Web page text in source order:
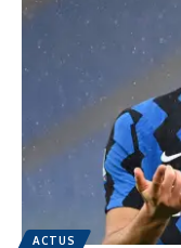
ACTUS